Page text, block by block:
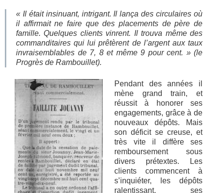
« Il était insinuant, intrigant. Il lança des circulaires où
il affirmait ne faire que des placements de père de
famille. Quelques clients vinrent. Il trouva même des
commanditaires qui lui prêtèrent de l’argent aux taux
invraisemblables de 7, 8 et même 9 pour cent. » (le
Progrès de Rambouillet).
Pendant des années il
mène grand train, et
réussit à honorer ses
engagements, grâce à de
nouveaux dépôts. Mais
son déficit se creuse, et
très vite il diffère ses
remboursement sous
divers prétextes. Les
clients commencent à
s’inquiéter, les dépôts
ralentissant, ses